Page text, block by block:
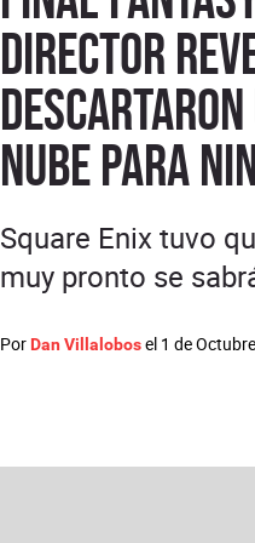
director
descartaron
nube para
Por Dan Villalobosel 1 de
Square Enix tuvo
muy pronto se